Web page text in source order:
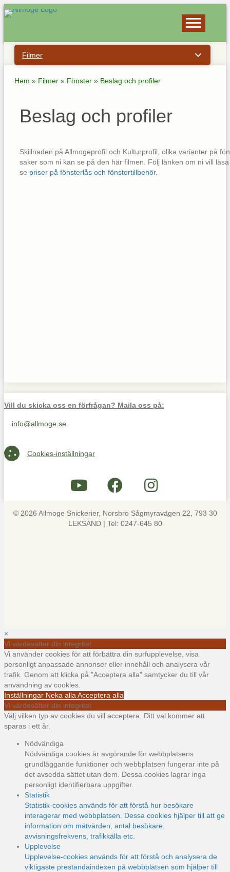
Filmer
Hem » Filmer » Fönster » Beslag och profiler
Beslag och profiler
Skillnaden på Allmogeprofil och Kulturprofil, olika varianter på
saker som ni kan se på den här filmen. Följ länken om ni vill
se priser på fönsterlås och fönstertillbehör.
Vill du skicka oss en förfrågan? Maila oss på:
Maila oss på info@allmoge.se
info@allmoge.se
Cookies-inställningar
Cookies-inställningar
© 2026 Allmoge Snickerier, Norsbro Sågmyravägen 22, 793 30
LEKSAND | Tel: 0247-645 80
×
Vi värdesätter din integritet
Vi använder cookies för att förbättra din surfupplevelse, visa
personligt anpassade annonser eller innehåll och analysera vår
trafik. Genom att klicka på "Acceptera alla" samtycker du till vår
användning av cookies.
Inställningar Neka alla Acceptera alla
Vi värdesätter din integritet
Välj vilken typ av cookies du vill acceptera. Ditt val kommer att
sparas i ett år.
Nödvändiga
Nödvändiga cookies är avgörande för webbplatsens
grundläggande funktioner och webbplatsen fungerar inte på
det avsedda sättet utan dem. Dessa cookies lagrar inga
personligt identifierbara uppgifter.
Statistik
Statistik-cookies används för att förstå hur besökare
interagerar med webbplatsen. Dessa cookies hjälper till att ge
information om mätvärden, antal besökare,
avvisningsfrekvens, trafikkälla etc.
Upplevelse
Upplevelse-cookies används för att förstå och analysera de
viktigaste prestandaindexen på webbplatsen som hjälper till